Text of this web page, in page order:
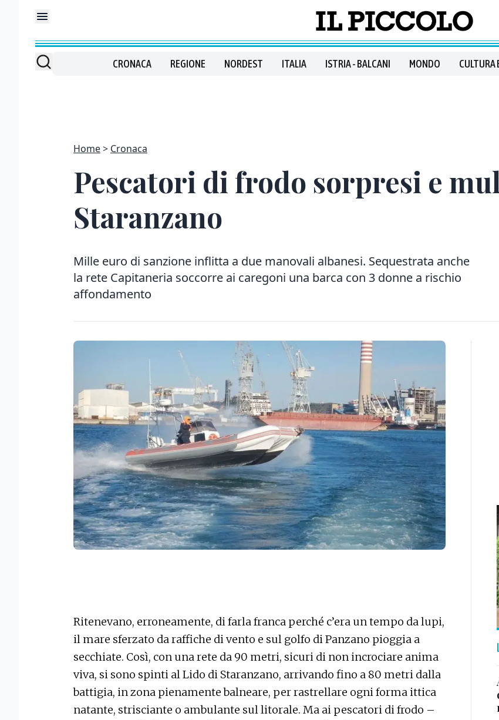
CRONACA REGIONE NORDEST ITALIA ISTRIA - BALCANI MONDO CULTURA
Home Cronaca
Pescatori di frodo sorpresi e
Staranzano
Mille euro di sanzione inflitta a due manovali albanesi. Sequestrata anche
la rete Capitaneria soccorre ai caregoni una barca con 3 donne a rischio
affondamento
Ritenevano, erroneamente, di farla franca perché c’era un tempo da lupi,
il mare sferzato da raffiche di vento e sul golfo di Panzano pioggia a
secchiate. Così, con una rete da 90 metri, sicuri di non incrociare anima
viva, si sono spinti al Lido di Staranzano, arrivando fino a 80 metri dalla
battigia, in zona pienamente balneare, per rastrellare ogni forma ittica
natante, strisciante o ambulante sul litorale. Ma ai pescatori di frodo –